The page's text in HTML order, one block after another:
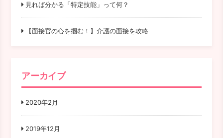
見れば分かる「特定技能」って何？
【面接官の心を掴む！】介護の面接を攻略
アーカイブ
2020年2月
2019年12月